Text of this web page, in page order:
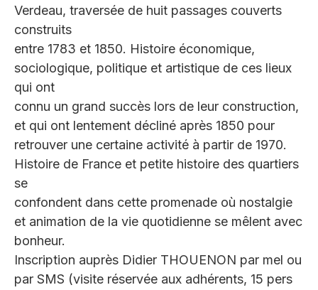
Verdeau, traversée de huit passages couverts
construits
entre 1783 et 1850. Histoire économique,
sociologique, politique et artistique de ces lieux
qui ont
connu un grand succès lors de leur construction,
et qui ont lentement décliné après 1850 pour
retrouver une certaine activité à partir de 1970.
Histoire de France et petite histoire des quartiers
se
confondent dans cette promenade où nostalgie
et animation de la vie quotidienne se mêlent avec
bonheur.
Inscription auprès Didier THOUENON par mel ou
par SMS (visite réservée aux adhérents, 15 pers